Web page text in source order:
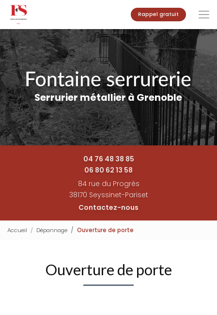
Aller
contenu
principal
Rappel gratuit
Serrurier métallier à Grenoble
04 76 48 38 85
06 80 62 13 58
84 rue du Progrès
38170 Seyssinet-Pariset
Contactez-nous
Accueil Dépannage Ouverture de porte
Ouverture de porte